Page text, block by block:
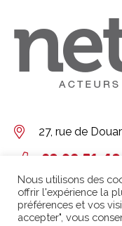
27, rue de
02 98 51
Contact
Retrouvez
Nous utilisons des
offrir l'expérience la
préférences et vos
accepter", vous